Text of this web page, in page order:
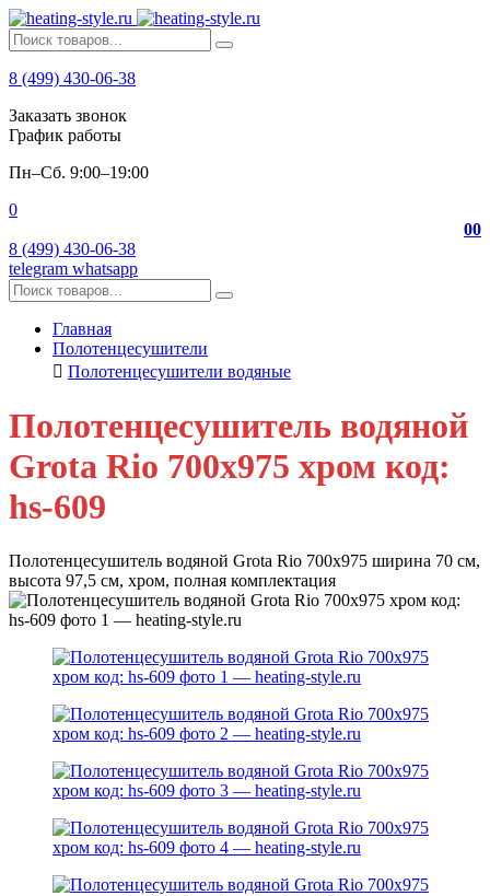
8 (499) 430-06-38
Заказать звонок
График работы
Пн–Сб. 9:00–19:00
0
00
8 (499) 430-06-38
telegram whatsapp
Главная
Полотенцесушители
Полотенцесушители водяные
Полотенцесушитель водяной
Grota Rio 700х975 хром код:
hs-609
Полотенцесушитель водяной Grota Rio 700х975 ширина 70 см,
высота 97,5 см, хром, полная комплектация